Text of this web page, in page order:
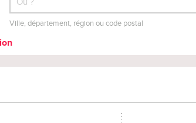
Ville, département, région ou code postal